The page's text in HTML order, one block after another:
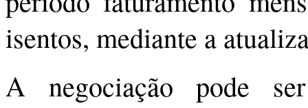
isentos, mediante a
A negociação pode